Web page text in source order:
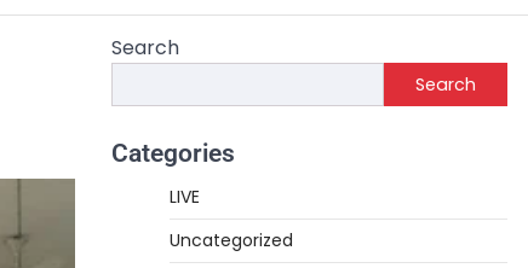
Search
Search
Categories
LIVE
Uncategorized